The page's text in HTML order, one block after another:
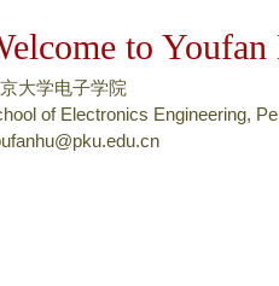
转
页
to
大学电子学院
of Electronics Engineering,